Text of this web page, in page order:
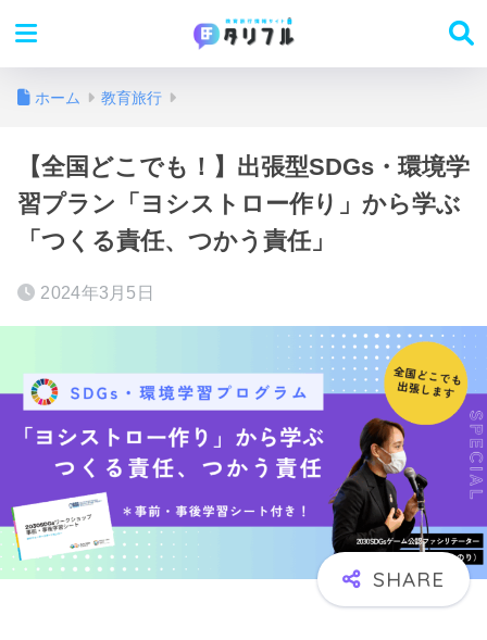
ホーム 教育旅行
【全国どこでも！】出張型SDGs・環境学
習プラン「ヨシストロー作り」から学ぶ
「つくる責任、つかう責任」
2024年3月5日